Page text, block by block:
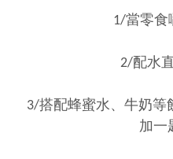
1/當零食
2/配水
3/搭配蜂蜜水、牛奶等
加一